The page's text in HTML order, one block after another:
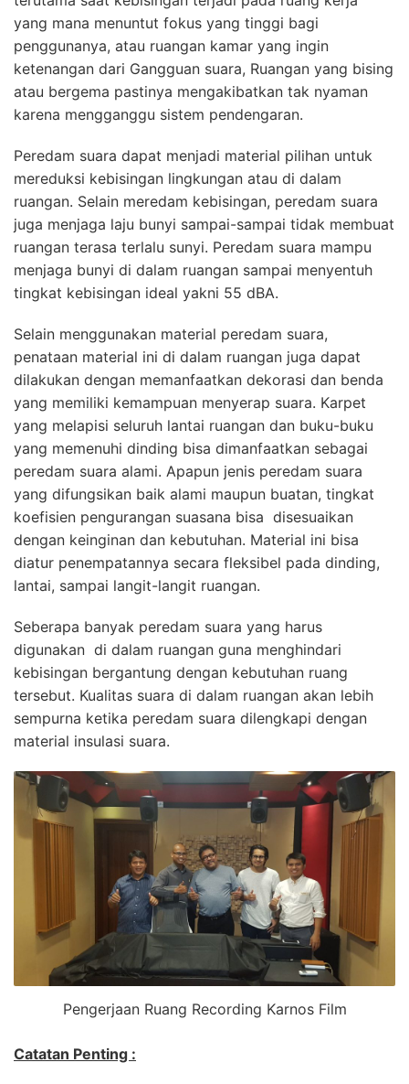
yang mana menuntut fokus yang tinggi bagi
penggunanya, atau ruangan kamar yang ingin
ketenangan dari Gangguan suara, Ruangan yang bising
atau bergema pastinya mengakibatkan tak nyaman
karena mengganggu sistem pendengaran.
Peredam suara dapat menjadi material pilihan untuk
mereduksi kebisingan lingkungan atau di dalam
ruangan. Selain meredam kebisingan, peredam suara
juga menjaga laju bunyi sampai-sampai tidak membuat
ruangan terasa terlalu sunyi. Peredam suara mampu
menjaga bunyi di dalam ruangan sampai menyentuh
tingkat kebisingan ideal yakni 55 dBA.
Selain menggunakan material peredam suara,
penataan material ini di dalam ruangan juga dapat
dilakukan dengan memanfaatkan dekorasi dan benda
yang memiliki kemampuan menyerap suara. Karpet
yang melapisi seluruh lantai ruangan dan buku-buku
yang memenuhi dinding bisa dimanfaatkan sebagai
peredam suara alami. Apapun jenis peredam suara
yang difungsikan baik alami maupun buatan, tingkat
koefisien pengurangan suasana bisa disesuaikan
dengan keinginan dan kebutuhan. Material ini bisa
diatur penempatannya secara fleksibel pada dinding,
lantai, sampai langit-langit ruangan.
Seberapa banyak peredam suara yang harus
digunakan di dalam ruangan guna menghindari
kebisingan bergantung dengan kebutuhan ruang
tersebut. Kualitas suara di dalam ruangan akan lebih
sempurna ketika peredam suara dilengkapi dengan
material insulasi suara.
Pengerjaan Ruang Recording Karnos Film
Catatan Penting :